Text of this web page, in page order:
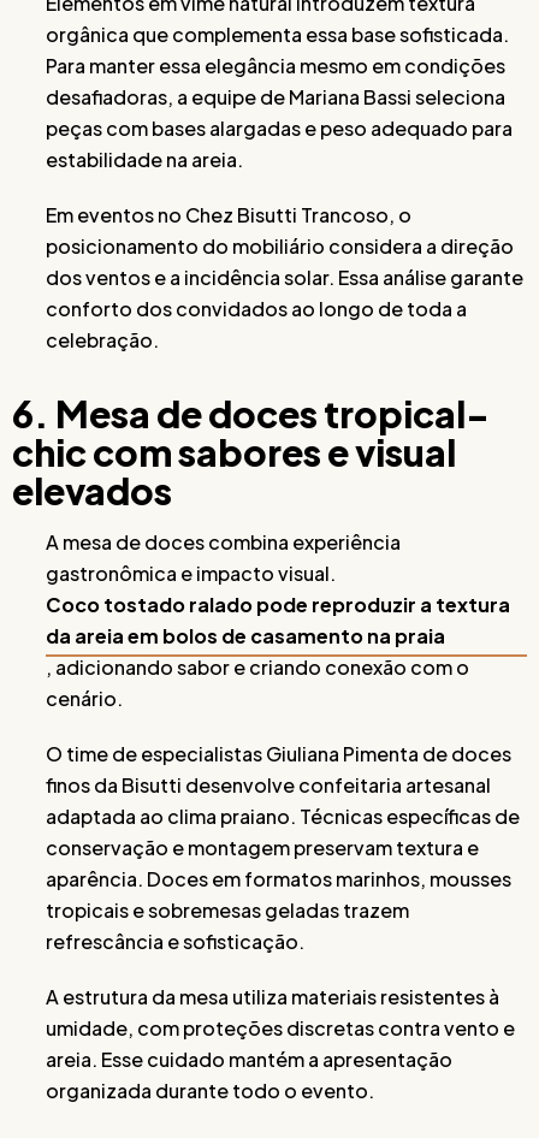
orgânica que complementa essa base sofisticada.
Para manter essa elegância mesmo em condições
desafiadoras, a equipe de Mariana Bassi seleciona
peças com bases alargadas e peso adequado para
estabilidade na areia.
Em eventos no Chez Bisutti Trancoso, o
posicionamento do mobiliário considera a direção
dos ventos e a incidência solar. Essa análise garante
conforto dos convidados ao longo de toda a
celebração.
6. Mesa de doces tropical-
chic com sabores e visual
elevados
A mesa de doces combina experiência
gastronômica e impacto visual.
Coco tostado ralado pode reproduzir a textura
da areia em bolos de casamento na praia
, adicionando sabor e criando conexão com o
cenário.
O time de especialistas Giuliana Pimenta de doces
finos da Bisutti desenvolve confeitaria artesanal
adaptada ao clima praiano. Técnicas específicas de
conservação e montagem preservam textura e
aparência. Doces em formatos marinhos, mousses
tropicais e sobremesas geladas trazem
refrescância e sofisticação.
A estrutura da mesa utiliza materiais resistentes à
umidade, com proteções discretas contra vento e
areia. Esse cuidado mantém a apresentação
organizada durante todo o evento.